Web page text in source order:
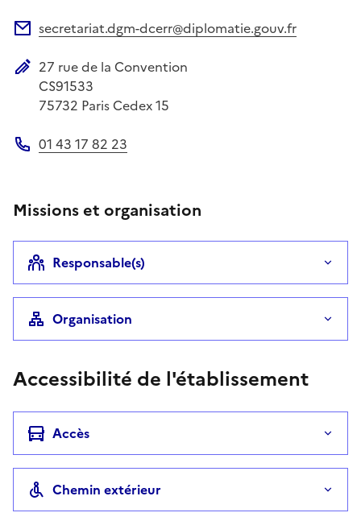
secretariat.dgm-dcerr@diplomatie.gouv.fr
Adresse postale
27 rue de la Convention
CS91533
75732 Paris Cedex 15
01 43 17 82 23
Missions et organisation
Responsable(s)
Organisation
Accessibilité de l'établissement
Accès
Chemin extérieur